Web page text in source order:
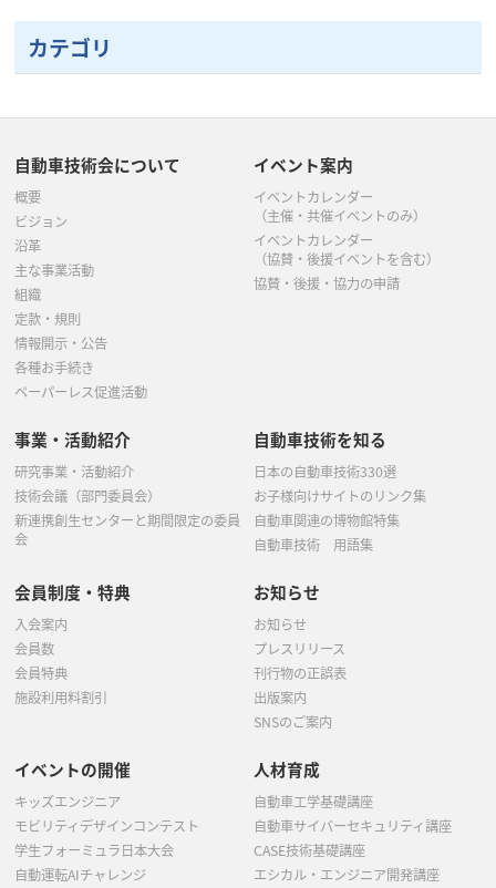
6月(1)
5月(1)
4月(7)
3月(2)
9月(1)
8月(1)
7月(4)
5月(4)
10月(1)
9月 (1)
6月(1)
2月(1)
10月(1)
9月(1)
7月 (2)
3月(4)
2月
カテゴリ
自動車技術会について
概要
ビジョン
沿革
主な事業活動
組織
定款・規則
情報開示・公告
各種お手続き
ペーパーレス促進活動
イベント案内
イベントカレンダー
（主催・共催イベントのみ）
イベントカレンダー
（協賛・後援イベントを含む）
協賛・後援・協力の申請
事業・活動紹介
研究事業・活動紹介
技術会議（部門委員会）
新連携創生センターと期間限定の委員
会
自動車技術を知る
日本の自動車技術330選
お子様向けサイトのリンク集
自動車関連の博物館特集
自動車技術 用語集
会員制度・特典
入会案内
会員数
会員特典
施設利用料割引
お知らせ
お知らせ
プレスリリース
刊行物の正誤表
出版案内
SNSのご案内
イベントの開催
キッズエンジニア
モビリティデザインコンテスト
学生フォーミュラ日本大会
自動運転AIチャレンジ
人材育成
自動車工学基礎講座
自動車サイバーセキュリティ講座
CASE技術基礎講座
エシカル・エンジニア開発講座